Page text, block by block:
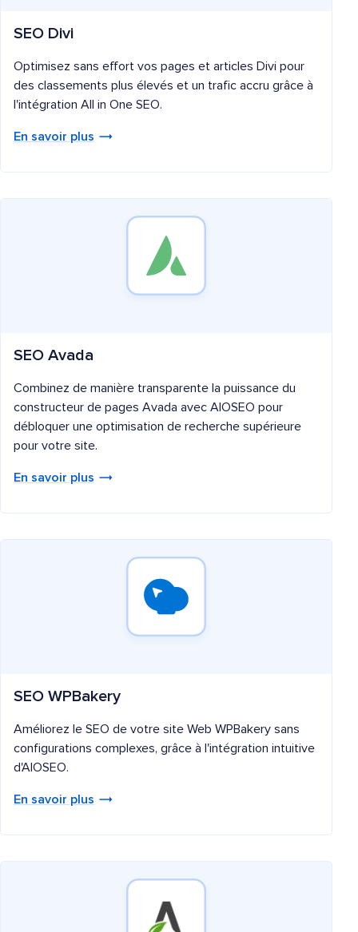
SEO Divi
Optimisez sans effort vos pages et articles Divi pour
des classements plus élevés et un trafic accru grâce à
l'intégration All in One SEO.
En savoir plus
SEO Avada
Combinez de manière transparente la puissance du
constructeur de pages Avada avec AIOSEO pour
débloquer une optimisation de recherche supérieure
pour votre site.
En savoir plus
SEO WPBakery
Améliorez le SEO de votre site Web WPBakery sans
configurations complexes, grâce à l'intégration intuitive
d'AIOSEO.
En savoir plus